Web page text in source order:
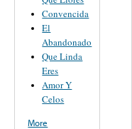
Convencida
El
Abandonado
Que Linda
Eres
Amor Y
Celos
More